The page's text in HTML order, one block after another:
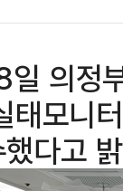
의정
태모니
다고